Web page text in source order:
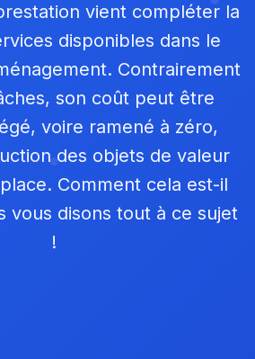
vient compléter la
disponibles dans le
Contrairement
son coût peut être
voire ramené à zéro,
des objets de valeur
Comment cela est-il
vous disons tout à ce sujet
!